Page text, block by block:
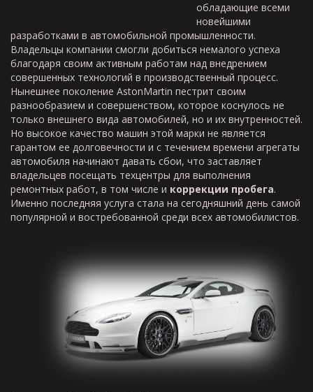
обладающие всеми
новейшими
разработками в автомобильной промышленности.
Владельцы компании смогли добиться немалого успеха
благодаря своим активным работам над внедрением
совершенных технологий в производственный процесс.
Нынешнее поколение AstonMartin пестрит своим
разнообразием и совершенством, которое коснулось не
только внешнего вида автомобилей, но и их внутренностей.
Но высокое качество машин этой марки не является
гарантом ее долговечности и с течением времени агрегаты
автомобиля начинают давать сбои, что заставляет
владельцев посещать техцентры для выполнения
ремонтных работ, в том числе и коррекции пробега.
Именно последняя услуга стала на сегодняшний день самой
популярной и востребованной среди всех автомобилистов.